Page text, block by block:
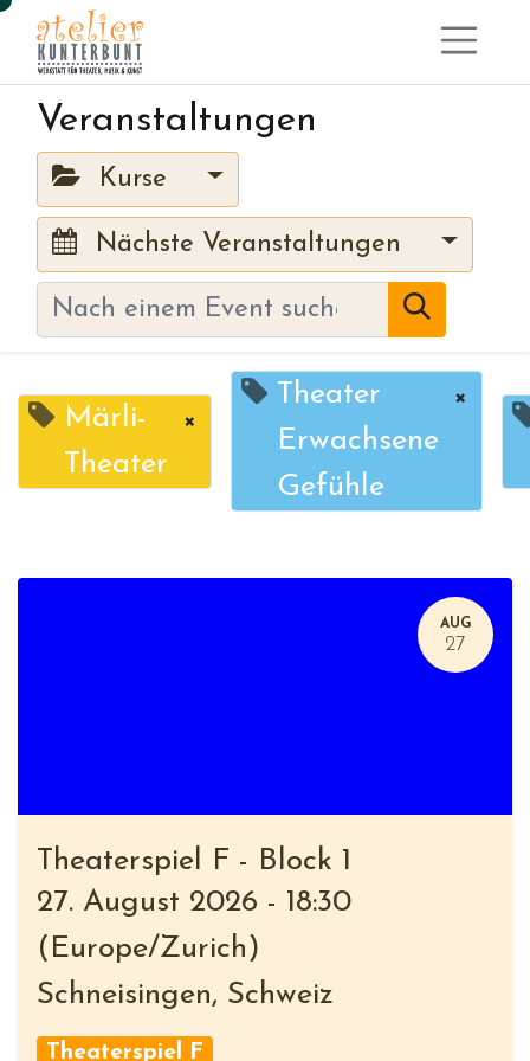
Veranstaltungen
Kurse
Nächste Veranstaltungen
Märli-
Theater
×
Theater
Erwachsene
Gefühle
×
AUG
27
Theaterspiel F - Block 1
27. August 2026 - 18:30
( Europe/Zurich )
Schneisingen, Schweiz
Theaterspiel F